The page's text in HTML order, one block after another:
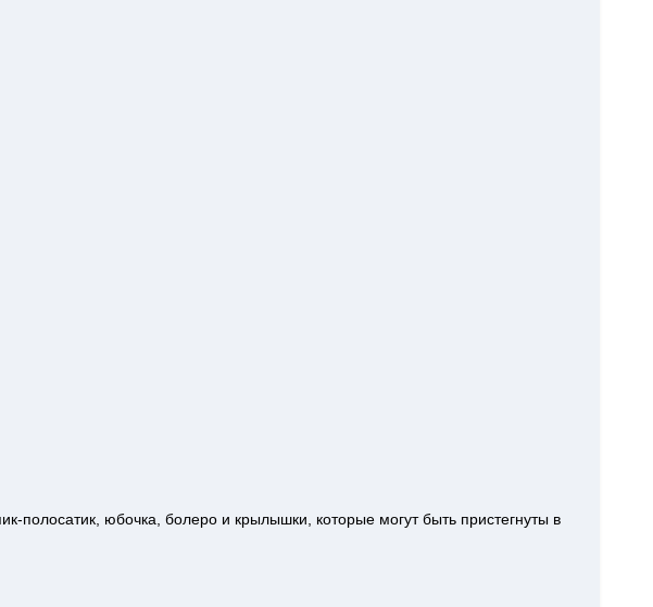
полосатик, юбочка, болеро и крылышки, которые могут быть пристегнуты в